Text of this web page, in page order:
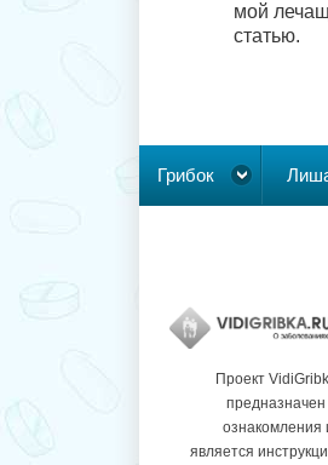
мой
статью.
Грибок
Проект
предназначен
ознакомления
является